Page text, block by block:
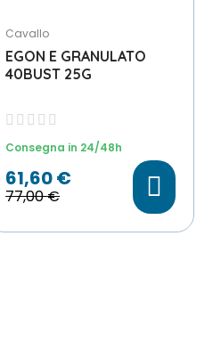
Cavallo
EGON E GRANULATO
40BUST 25G
Consegna in 24/48h
77,00 €
61,60 €